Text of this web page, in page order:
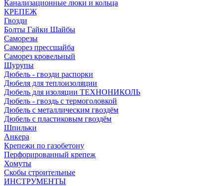
Канализационные люки и кольца
КРЕПЕЖ
Гвозди
Болты Гайки Шайбы
Саморезы
Саморез прессшайба
Саморез кровельный
Шурупы
Дюбель - гвозди распорки
Дюбеля для теплоизоляции
Дюбель для изоляции ТЕХНОНИКОЛЬ
Дюбель - гвоздь с термоголовкой
Дюбель с металлическим гвоздём
Дюбель с пластиковым гвоздём
Шпильки
Анкера
Крепежи по газобетону
Перфорированный крепеж
Хомуты
Скобы строительные
ИНСТРУМЕНТЫ